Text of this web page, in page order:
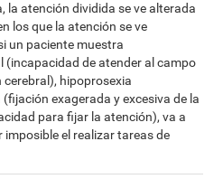
la atención dividida se ve alterada
los que la atención se ve
un paciente muestra
(incapacidad de atender al campo
hipoprosexia
exagerada y excesiva de la
para fijar la atención), va a
el realizar tareas de